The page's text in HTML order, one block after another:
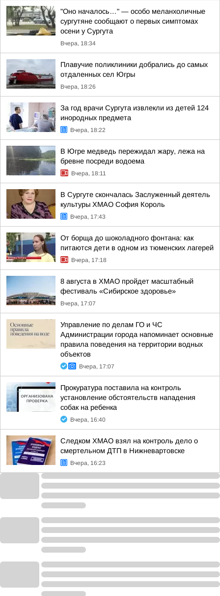
"Оно началось…" — особо меланхоличные
сургутяне сообщают о первых симптомах
осени у Сургута
Вчера, 18:34
Плавучие поликлиники добрались до самых
отдаленных сел Югры
Вчера, 18:26
За год врачи Сургута извлекли из детей 124
инородных предмета
Вчера, 18:22
В Югре медведь пережидал жару, лежа на
бревне посреди водоема
Вчера, 18:11
В Сургуте скончалась Заслуженный деятель
культуры ХМАО София Король
Вчера, 17:43
От борща до шоколадного фонтана: как
питаются дети в одном из тюменских лагерей
Вчера, 17:18
8 августа в ХМАО пройдет масштабный
фестиваль «Сибирское здоровье»
Вчера, 17:07
Управление по делам ГО и ЧС
Администрации города напоминает основные
правила поведения на территории водных
объектов
Вчера, 17:07
Прокуратура поставила на контроль
установление обстоятельств нападения
собак на ребенка
Вчера, 16:40
Следком ХМАО взял на контроль дело о
смертельном ДТП в Нижневартовске
Вчера, 16:23